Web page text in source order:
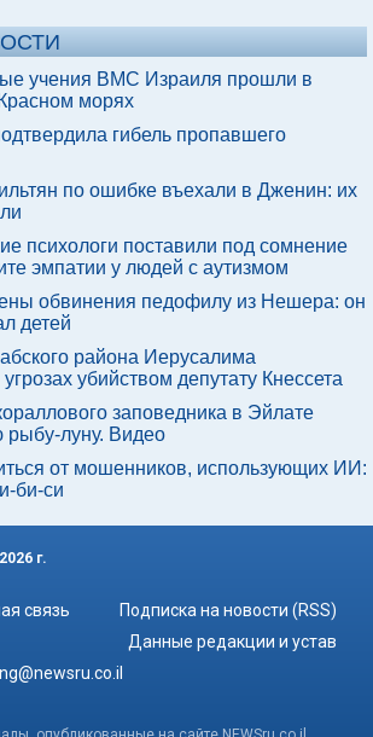
учения ВМС Израиля прошли в
морях
гибель пропавшего
по ошибке въехали в Дженин: их
психологи поставили под сомнение
эмпатии у людей с аутизмом
обвинения педофилу из Нешера: он
детей
района Иерусалима
убийством депутату Кнессета
заповедника в Эйлате
рыбу-луну. Видео
от мошенников, использующих ИИ:
би-си
г.
связь
Подписка на новости (RSS)
Данные редакции и устав